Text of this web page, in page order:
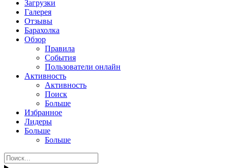
Загрузки
Галерея
Отзывы
Барахолка
Обзор
Правила
События
Пользователи онлайн
Активность
Активность
Поиск
Больше
Избранное
Лидеры
Больше
Больше